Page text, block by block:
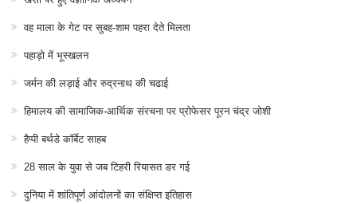
वह माला के गेट पर सुबह-शाम पहरा देते मिलता
पहाड़ो में भूस्खलन
जर्मन की लड़ाई और रुद्रनाथ की चढाई
हिमालय की सामाजिक-आर्थिक संरचना पर प्रोफेसर पूरन चंद्र जोशी
हैप्पी बर्थडे कॉर्बेट साहब
28 साल के युवा से जब टिहरी रियासत डर गई
दुनिया में शांतिपूर्ण आंदोलनों का संक्षिप्त इतिहास